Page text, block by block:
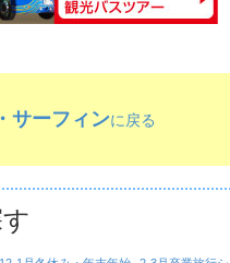
サーフィンに戻る